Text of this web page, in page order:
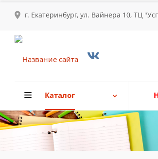
г. Екатеринбург, ул. Вайнера 10, ТЦ
Каталог